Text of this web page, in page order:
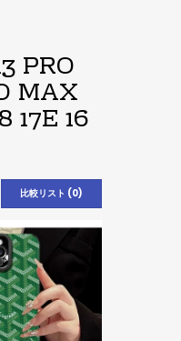
PRO
MAX
17E 16
比較リスト (0)